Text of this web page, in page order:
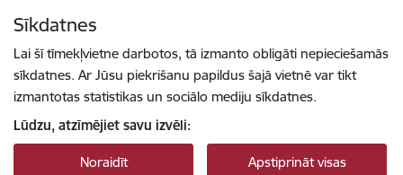
Sīkdatnes
Lai šī tīmekļvietne darbotos, tā izmanto obligāti nepieciešamās
sīkdatnes. Ar Jūsu piekrišanu papildus šajā vietnē var tikt
izmantotas statistikas un sociālo mediju sīkdatnes.
Lūdzu, atzīmējiet savu izvēli:
Noraidīt Apstiprināt visas